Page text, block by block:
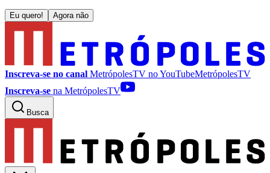
Eu quero! Agora não
Inscreva-se no canal MetrópolesTV noYouTubeMetrópolesTV
Inscreva-se na MetrópolesTV
Busca